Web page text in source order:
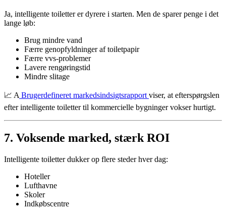
Ja, intelligente toiletter er dyrere i starten. Men de sparer penge i det
lange løb:
Brug mindre vand
Færre genopfyldninger af toiletpapir
Færre vvs-problemer
Lavere rengøringstid
Mindre slitage
📈 A Brugerdefineret markedsindsigtsrapport viser, at efterspørgslen
efter intelligente toiletter til kommercielle bygninger vokser hurtigt.
7. Voksende marked, stærk ROI
Intelligente toiletter dukker op flere steder hver dag:
Hoteller
Lufthavne
Skoler
Indkøbscentre